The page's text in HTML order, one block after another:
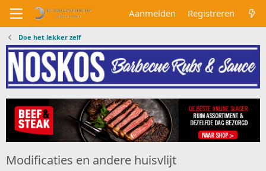
Aanmelden Registreren
Doe het lekker zelf
Modificaties en andere huisvlijt